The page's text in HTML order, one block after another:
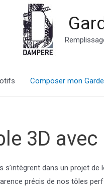
Composer mon
3D
dans un projet
précis de nos tôles